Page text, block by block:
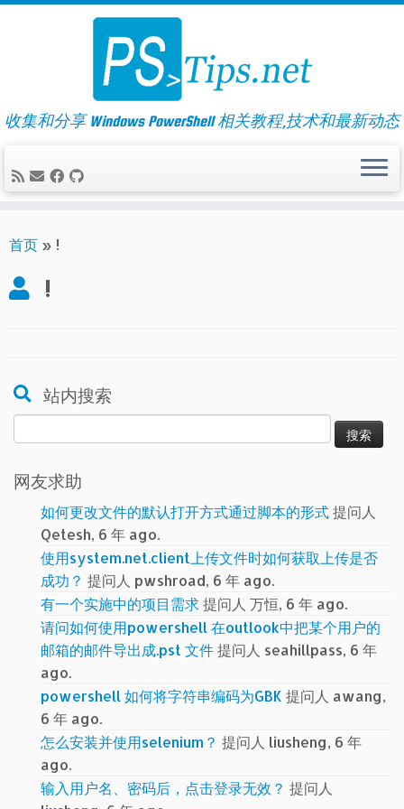
Skip
收集和分享 Windows PowerShell 相关教程,技术和最新动态
首页 » !
!
站内搜索
索：
网友求助
如何更改文件的默认打开方式通过脚本的形式提问人
Qetesh, 6 年 ago.
使用system.net.client上传文件时如何获取上传是否
成功？ 提问人 pwshroad, 6 年 ago.
有一个实施中的项目需求提问人 万恒, 6 年 ago.
请问如何使用powershell 在outlook中把某个用户的
邮箱的邮件导出成.pst 文件提问人 seahillpass, 6 年
ago.
powershell 如何将字符串编码为GBK 提问人 awang,
6 年 ago.
怎么安装并使用selenium？ 提问人 liusheng, 6 年
ago.
输入用户名、密码后，点击登录无效？ 提问人